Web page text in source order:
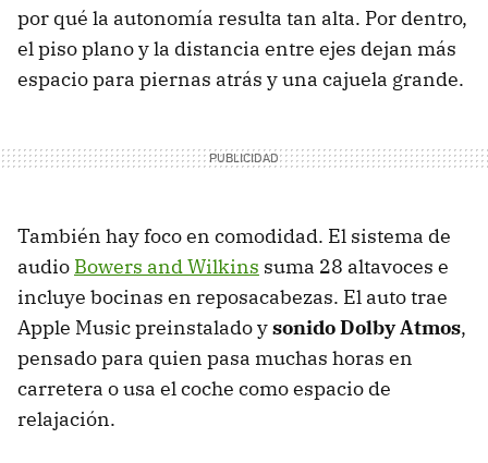
por qué la autonomía resulta tan alta. Por dentro,
el piso plano y la distancia entre ejes dejan más
espacio para piernas atrás y una cajuela grande.
También hay foco en comodidad. El sistema de
audio Bowers and Wilkins suma 28 altavoces e
incluye bocinas en reposacabezas. El auto trae
Apple Music preinstalado ysonidoDolby Atmos,
pensado para quien pasa muchas horas en
carretera o usa el coche como espacio de
relajación.